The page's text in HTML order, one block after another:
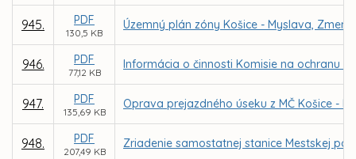
945. PDF
130,5 KB
Územný plán zóny Košice - Myslava,
946. PDF
77,12 KB
Informácia o činnosti Komisie na ochranu
947. PDF
135,69 KB
Oprava prejazdného úseku z MČ Košice -
948. PDF
207,49 KB
Zriadenie samostatnej stanice Mestskej